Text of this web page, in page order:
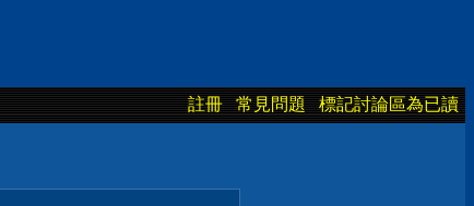
註冊 常見問題 標記討論區為已讀